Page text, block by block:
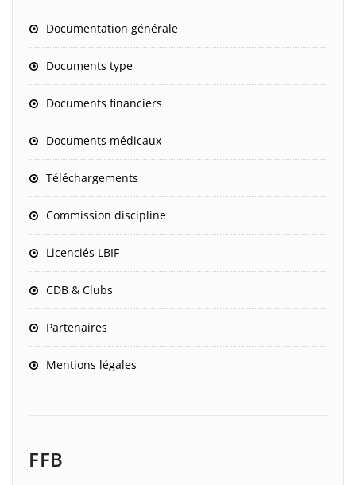
Documentation générale
Documents type
Documents financiers
Documents médicaux
Téléchargements
Commission discipline
Licenciés LBIF
CDB & Clubs
Partenaires
Mentions légales
FFB